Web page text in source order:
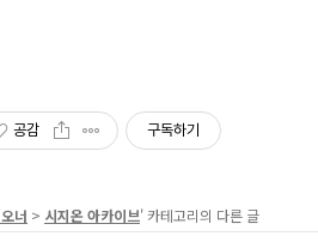
공감 구독하기
너 > 시지온 아카이브' 카테고리의 다른 글